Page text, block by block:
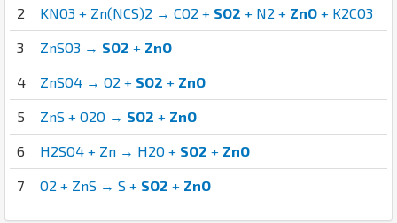
2 KNO3 + Zn(NCS)2 → CO2 + SO2 + N2 + ZnO + K2CO3
3 ZnSO3 → SO2 + ZnO
4 ZnSO4 → O2 + SO2 + ZnO
5 ZnS + O2O → SO2 + ZnO
6 H2SO4 + Zn → H2O + SO2 + ZnO
7 O2 + ZnS → S + SO2 + ZnO